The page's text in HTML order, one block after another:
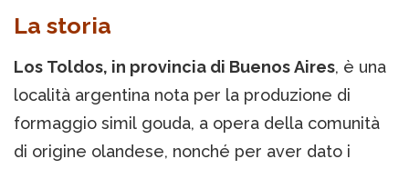
La storia
Los Toldos, in provincia di Buenos Aires, è una
località argentina nota per la produzione di
formaggio simil gouda, a opera della comunità
di origine olandese, nonché per aver dato i